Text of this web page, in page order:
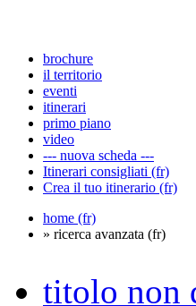
brochure
il territorio
eventi
itinerari
primo piano
video
--- nuova scheda ---
Itinerari consigliati (fr)
Crea il tuo itinerario (fr)
home (fr)
» ricerca avanzata (fr)
titolo non